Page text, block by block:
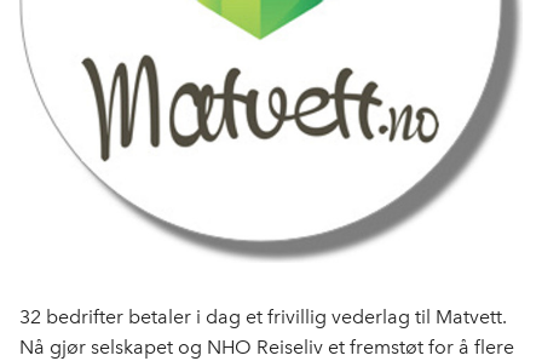
32 bedrifter betaler i dag et frivillig vederlag til Matvett.
Nå gjør selskapet og NHO Reiseliv et fremstøt for å flere